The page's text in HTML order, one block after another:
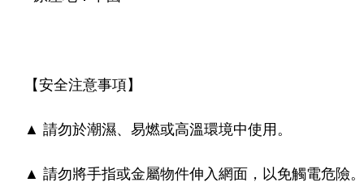
【安全注意事項】
▲ 請勿於潮濕、易燃或高溫環境中使用。
▲ 請勿將手指或金屬物件伸入網面，以免觸電危險。